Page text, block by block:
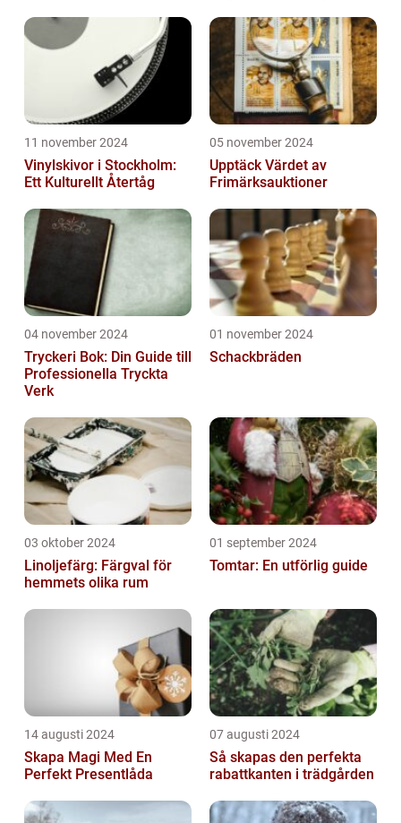
11 november 2024
Vinylskivor i Stockholm:
Ett Kulturellt Återtåg
05 november 2024
Upptäck Värdet av
Frimärksauktioner
04 november 2024
Tryckeri Bok: Din Guide till
Professionella Tryckta
Verk
01 november 2024
Schackbräden
03 oktober 2024
Linoljefärg: Färgval för
hemmets olika rum
01 september 2024
Tomtar: En utförlig guide
14 augusti 2024
Skapa Magi Med En
Perfekt Presentlåda
07 augusti 2024
Så skapas den perfekta
rabattkanten i trädgården